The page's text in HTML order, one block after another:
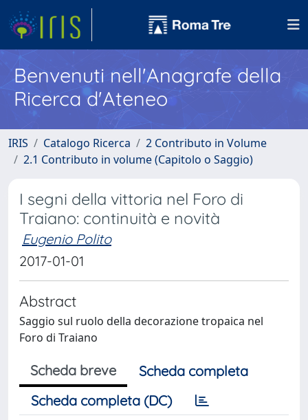
Benvenuti nell'Anagrafe della
Ricerca d'Ateneo
IRIS Catalogo Ricerca
2 Contributo in Volume
2.1 Contributo in volume (Capitolo o Saggio)
I segni della vittoria nel Foro di
Traiano: continuità e novità
Eugenio Polito
2017-01-01
Abstract
Saggio sul ruolo della decorazione tropaica nel
Foro di Traiano
Scheda breve
Scheda completa
Scheda completa (DC)